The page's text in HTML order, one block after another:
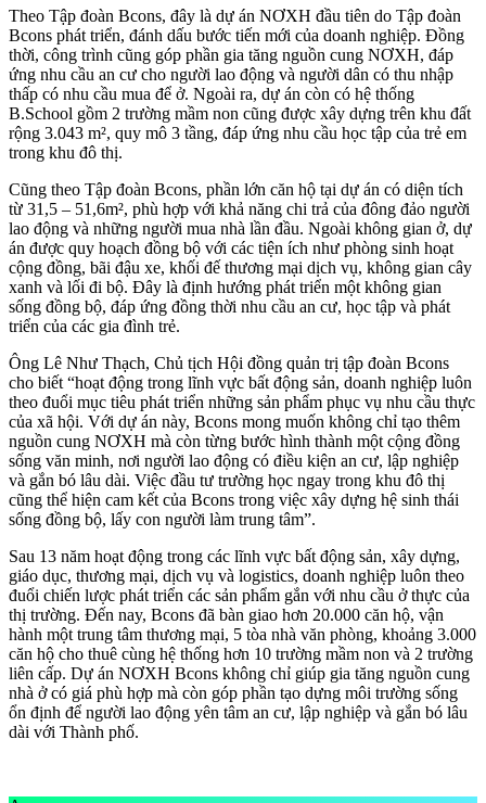
Theo Tập đoàn Bcons, đây là dự án NƠXH đầu tiên do Tập đoàn
Bcons phát triển, đánh dấu bước tiến mới của doanh nghiệp. Đồng
thời, công trình cũng góp phần gia tăng nguồn cung NƠXH, đáp
ứng nhu cầu an cư cho người lao động và người dân có thu nhập
thấp có nhu cầu mua để ở. Ngoài ra, dự án còn có hệ thống
B.School gồm 2 trường mầm non cũng được xây dựng trên khu đất
rộng 3.043 m², quy mô 3 tầng, đáp ứng nhu cầu học tập của trẻ em
trong khu đô thị.
Cũng theo Tập đoàn Bcons, phần lớn căn hộ tại dự án có diện tích
từ 31,5 – 51,6m², phù hợp với khả năng chi trả của đông đảo người
lao động và những người mua nhà lần đầu. Ngoài không gian ở, dự
án được quy hoạch đồng bộ với các tiện ích như phòng sinh hoạt
cộng đồng, bãi đậu xe, khối đế thương mại dịch vụ, không gian cây
xanh và lối đi bộ. Đây là định hướng phát triển một không gian
sống đồng bộ, đáp ứng đồng thời nhu cầu an cư, học tập và phát
triển của các gia đình trẻ.
Ông Lê Như Thạch, Chủ tịch Hội đồng quản trị tập đoàn Bcons
cho biết “hoạt động trong lĩnh vực bất động sản, doanh nghiệp luôn
theo đuổi mục tiêu phát triển những sản phẩm phục vụ nhu cầu thực
của xã hội. Với dự án này, Bcons mong muốn không chỉ tạo thêm
nguồn cung NƠXH mà còn từng bước hình thành một cộng đồng
sống văn minh, nơi người lao động có điều kiện an cư, lập nghiệp
và gắn bó lâu dài. Việc đầu tư trường học ngay trong khu đô thị
cũng thể hiện cam kết của Bcons trong việc xây dựng hệ sinh thái
sống đồng bộ, lấy con người làm trung tâm”.
Sau 13 năm hoạt động trong các lĩnh vực bất động sản, xây dựng,
giáo dục, thương mại, dịch vụ và logistics, doanh nghiệp luôn theo
đuổi chiến lược phát triển các sản phẩm gắn với nhu cầu ở thực của
thị trường. Đến nay, Bcons đã bàn giao hơn 20.000 căn hộ, vận
hành một trung tâm thương mại, 5 tòa nhà văn phòng, khoảng 3.000
căn hộ cho thuê cùng hệ thống hơn 10 trường mầm non và 2 trường
liên cấp. Dự án NƠXH Bcons không chỉ giúp gia tăng nguồn cung
nhà ở có giá phù hợp mà còn góp phần tạo dựng môi trường sống
ổn định để người lao động yên tâm an cư, lập nghiệp và gắn bó lâu
dài với Thành phố.